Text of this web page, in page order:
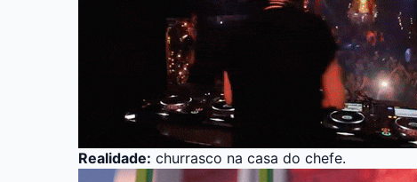
Realidade: churrasco na casa do chefe.